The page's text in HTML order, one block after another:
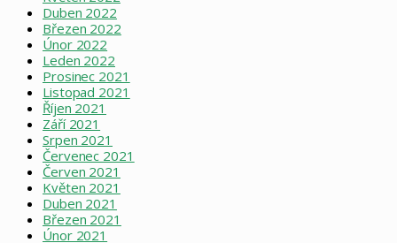
Duben 2022
Březen 2022
Únor 2022
Leden 2022
Prosinec 2021
Listopad 2021
Říjen 2021
Září 2021
Srpen 2021
Červenec 2021
Červen 2021
Květen 2021
Duben 2021
Březen 2021
Únor 2021